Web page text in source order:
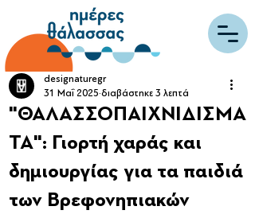
"ΘΑΛΑΣΣΟΠΑΙΧΝΙΔΙΣΜΑ
ΤΑ": Γιορτή χαράς και
δημιουργίας για τα παιδιά
των Βρεφονηπιακών
designaturegr
31 Μαΐ 2025 διαβάστηκε 3 λεπτά